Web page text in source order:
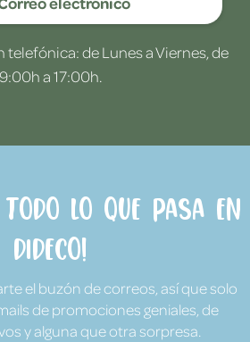
de Lunes a Viernes, de
9:00h a 17:00h.
todo lo que pasa en
Dideco!
el buzón de correos, así que solo
de promociones geniales, de
y alguna que otra sorpresa.